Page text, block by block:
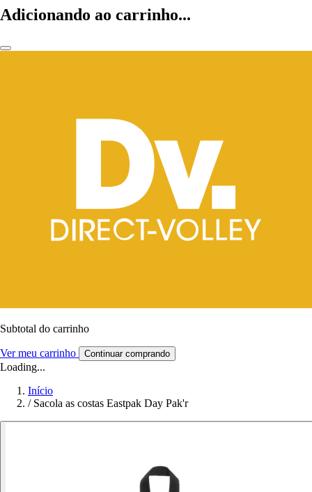
Adicionando ao carrinho...
Subtotal do carrinho
Ver meu carrinho Continuar comprando
Loading...
Início
/ Sacola as costas Eastpak Day Pak'r